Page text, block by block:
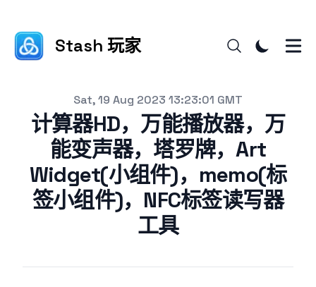
Stash 玩家
Sat, 19 Aug 2023 13:23:01 GMT
计算器HD，万能播放器，万
能变声器，塔罗牌，Art
Widget(小组件)，memo(标
签小组件)，NFC标签读写器
工具